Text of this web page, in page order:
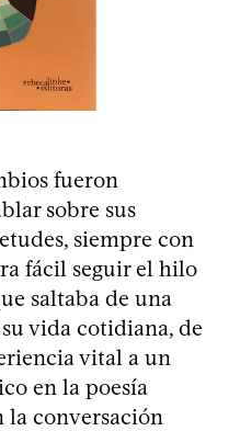
fueron
sobre sus
siempre con
fácil seguir el hilo
saltaba de una
vida cotidiana, de
vital a un
en la poesía
la conversación